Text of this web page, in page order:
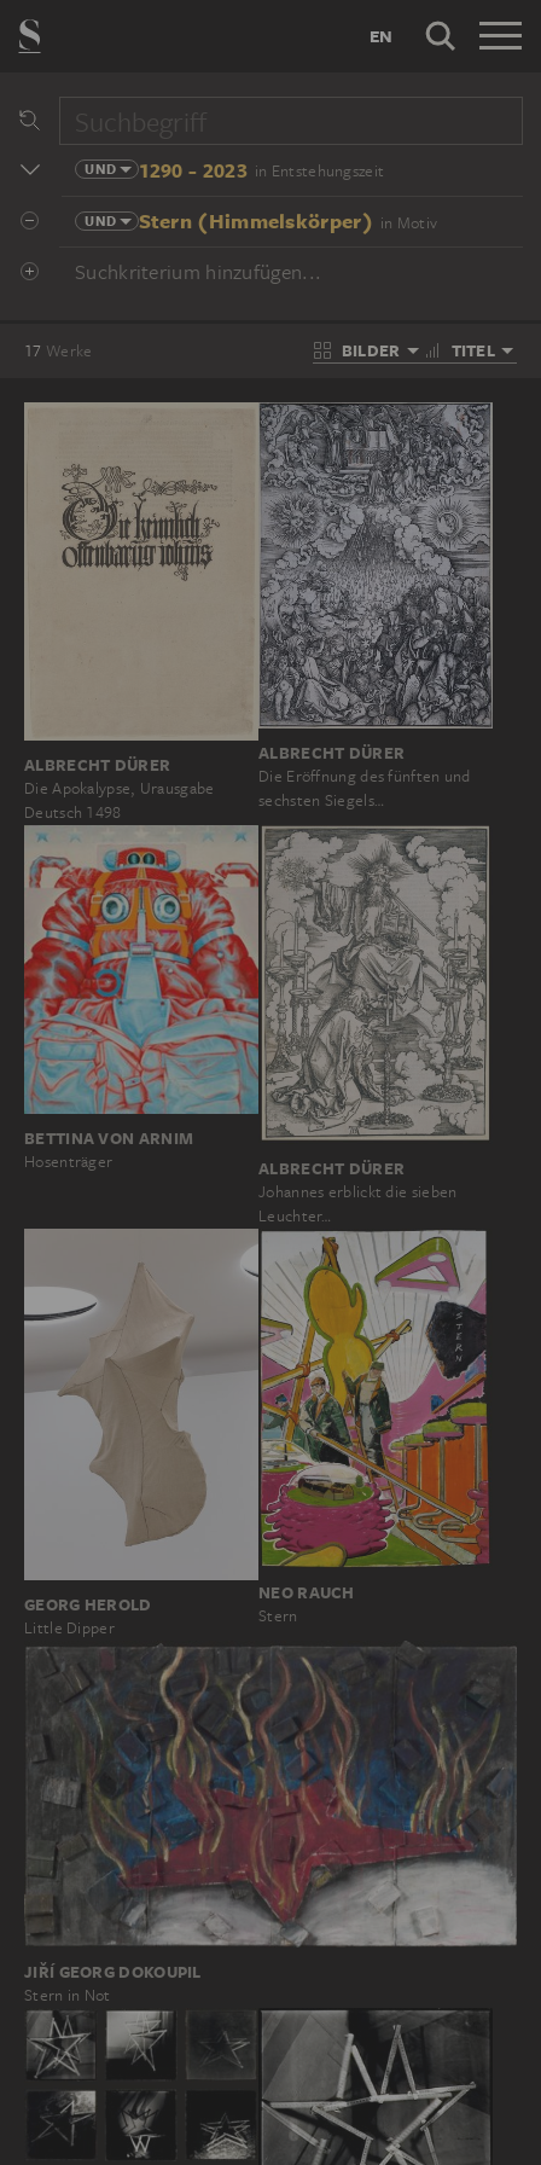
EN
UND 1290 - 2023 in Entstehungszeit
UND Stern (Himmelskörper) in Motiv
Suchkriterium hinzufügen...
17 Werke BILDER TITEL
ALBRECHT DÜRER
Die Apokalypse, Urausgabe
Deutsch 1498
ALBRECHT DÜRER
Die Eröffnung des fünften und
sechsten Siegels…
BETTINA VON ARNIM
Hosenträger ALBRECHT DÜRER
Johannes erblickt die sieben
Leuchter…
GEORG HEROLD
Little Dipper
NEO RAUCH
Stern
JIŘÍ GEORG DOKOUPIL
Stern in Not